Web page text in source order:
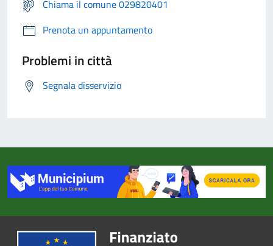
Chiama il comune 029820401
Prenota un appuntamento
Problemi in città
Segnala disservizio